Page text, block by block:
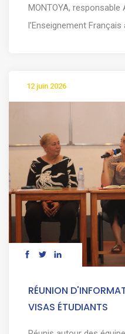
MONTOYA, responsable
l’Enseignement Français
12 juin 2026
RÉUNION
VISAS ÉTUDIANTS